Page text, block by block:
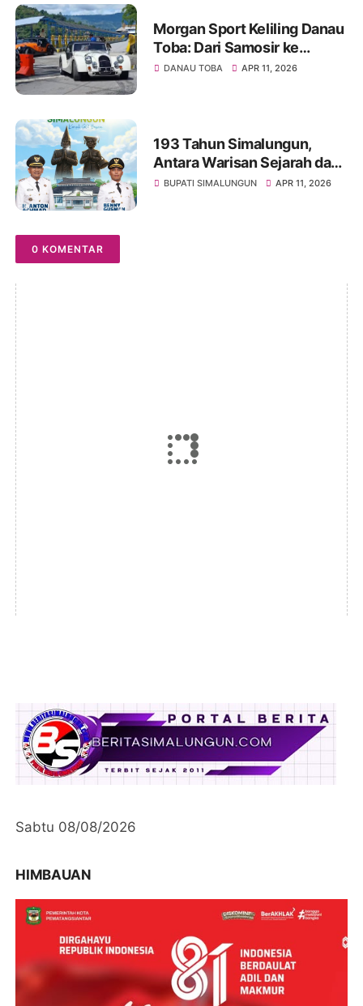
Morgan Sport Keliling Danau
Toba: Dari Samosir ke
Siantar, Harmoni Sport
DANAU TOBA APR 11, 2026
193 Tahun Simalungun,
Antara Warisan Sejarah dan
Jalan Rusak yang Belum
BUPATI SIMALUNGUN APR 11, 2026
0 KOMENTAR
Sabtu 08/08/2026
HIMBAUAN